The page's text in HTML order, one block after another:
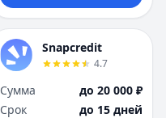
Snapcredit
4.7
Сумма
до 20 000 ₽
Срок
до 15 дней